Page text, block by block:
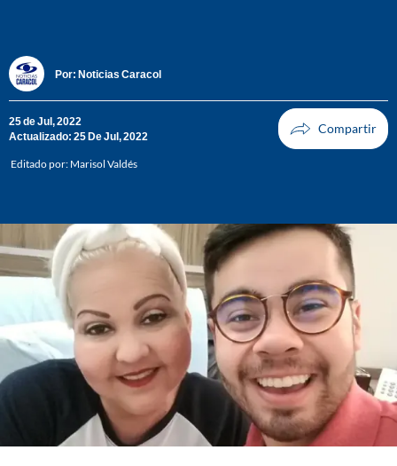
Por: Noticias Caracol
25 de Jul, 2022
Actualizado: 25 De Jul, 2022
Editado por: Marisol Valdés